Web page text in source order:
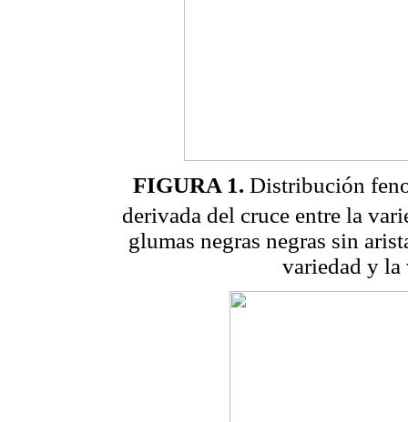
FIGURA 1. Distribución
derivada del cruce entre la
glumas negras negras sin
variedad y la